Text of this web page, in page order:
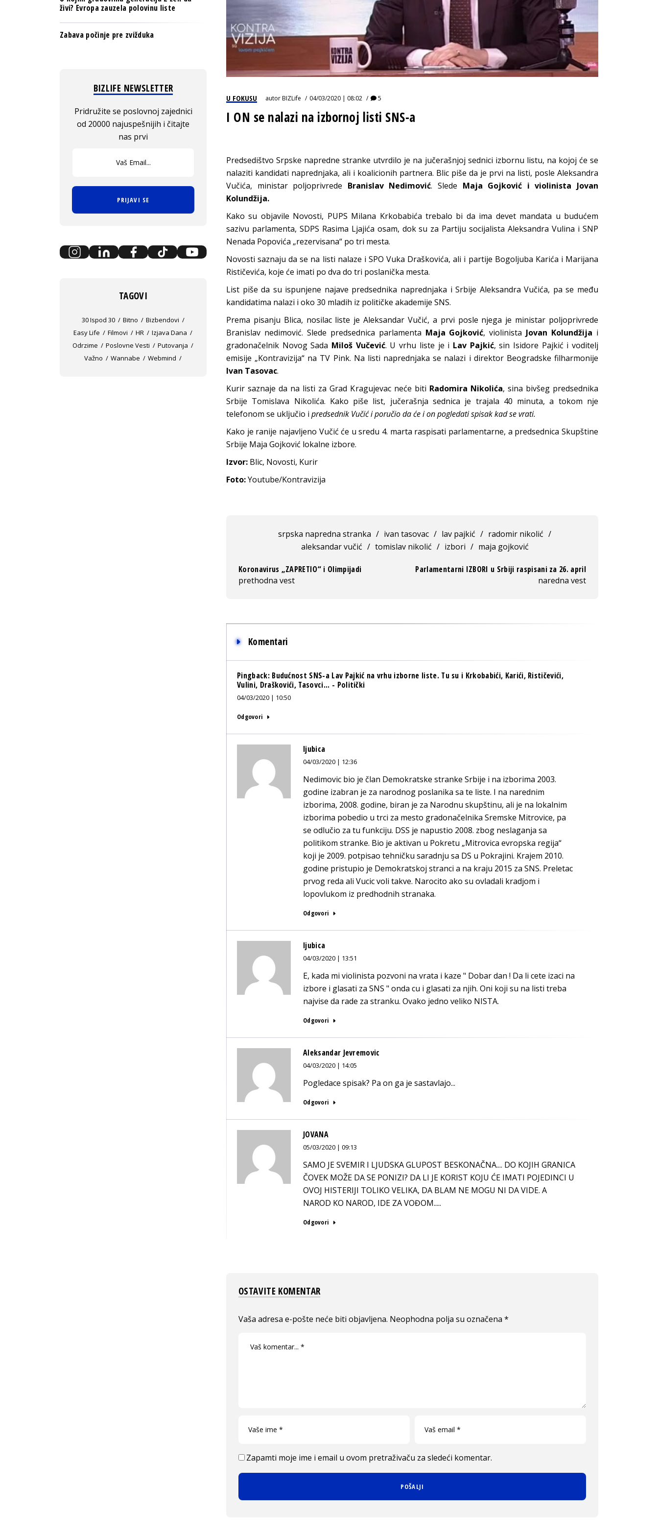
U FOKUSU autorBIZLife 04/03/2020 | 08:02 5
I ON se nalazi na izbornoj listi SNS-a
Predsedištvo Srpske napredne stranke utvrdilo je na jučerašnjoj sednici izbornu listu, na kojoj će se
nalaziti kandidati naprednjaka, ali i koalicionih partnera. Blic piše da je prvi na listi, posle Aleksandra
Vučića, ministar poljoprivrede Branislav Nedimović. Slede Maja Gojković i violinista Jovan
Kolundžija.
Kako su objavile Novosti, PUPS Milana Krkobabića trebalo bi da ima devet mandata u budućem
sazivu parlamenta, SDPS Rasima Ljajića osam, dok su za Partiju socijalista Aleksandra Vulina i SNP
Nenada Popovića „rezervisana“ po tri mesta.
Novosti saznaju da se na listi nalaze i SPO Vuka Draškovića, ali i partije Bogoljuba Karića i Marijana
Rističevića, koje će imati po dva do tri poslanička mesta.
List piše da su ispunjene najave predsednika naprednjaka i Srbije Aleksandra Vučića, pa se među
kandidatima nalazi i oko 30 mladih iz političke akademije SNS.
Prema pisanju Blica, nosilac liste je Aleksandar Vučić, a prvi posle njega je ministar poljoprivrede
Branislav nedimović. Slede predsednica parlamenta Maja Gojković, violinista Jovan Kolundžija i
gradonačelnik Novog Sada Miloš Vučević. U vrhu liste je i Lav Pajkić, sin Isidore Pajkić i voditelj
emisije „Kontravizija“ na TV Pink. Na listi naprednjaka se nalazi i direktor Beogradske filharmonije
Ivan Tasovac.
Kurir saznaje da na listi za Grad Kragujevac neće biti Radomira Nikolića, sina bivšeg predsednika
Srbije Tomislava Nikolića. Kako piše list, jučerašnja sednica je trajala 40 minuta, a tokom nje
telefonom se uključio i predsednik Vučić i poručio da će i on pogledati spisak kad se vrati.
Kako je ranije najavljeno Vučić će u sredu 4. marta raspisati parlamentarne, a predsednica Skupštine
Srbije Maja Gojković lokalne izbore.
Izvor: Blic, Novosti, Kurir
Foto:Youtube/Kontravizija
srpska napredna stranka / ivan tasovac / lav pajkić / radomir nikolić /
aleksandar vučić / tomislav nikolić / izbori / maja gojković
Koronavirus „ZAPRETIO“ i Olimpijadi
prethodna vest
Parlamentarni IZBORI u Srbiji raspisani za 26. april
naredna vest
Komentari
Pingback: Budućnost SNS-a Lav Pajkić na vrhu izborne liste. Tu su i Krkobabići, Karići, Rističevići,
Vulini, Draškovići, Tasovci... - Politički
04/03/2020 | 10:50
Odgovori
ljubica
04/03/2020 | 12:36
Nedimovic bio je član Demokratske stranke Srbije i na izborima 2003.
gоdinе izаbrаn је zа nаrоdnоg pоslаnikа sa te liste. I na narednim
izborima, 2008. godine, biran je za Narodnu skupštinu, ali je na lokalnim
izborima pobedio u trci za mesto grаdоnаčеlnikа Sremske Mitrovice, pa
se odlučio za tu funkciju. DSS je napustio 2008. zbog neslaganja sa
politikom stranke. Bio je aktivan u Pokretu „Mitrovica evropska regija“
koji je 2009. potpisao tehničku saradnju sa DS u Pokrajini. Krajem 2010.
godine pristupio je Demokratskoj stranci a na kraju 2015 za SNS. Preletac
prvog reda ali Vucic voli takve. Narocito ako su ovladali kradjom i
lopovlukom iz predhodnih stranaka.
Odgovori
ljubica
04/03/2020 | 13:51
E, kada mi violinista pozvoni na vrata i kaze " Dobar dan ! Da li cete izaci na
izbore i glasati za SNS " onda cu i glasati za njih. Oni koji su na listi treba
najvise da rade za stranku. Ovako jedno veliko NISTA.
Odgovori
Aleksandar Jevremovic
04/03/2020 | 14:05
Pogledace spisak? Pa on ga je sastavlajo...
Odgovori
JOVANA
05/03/2020 | 09:13
SAMO JE SVEMIR I LJUDSKA GLUPOST BESKONAČNA.... DO KOJIH GRANICA
ČOVEK MOŽE DA SE PONIZI? DA LI JE KORIST KOJU ĆE IMATI POJEDINCI U
OVOJ HISTERIJI TOLIKO VELIKA, DA BLAM NE MOGU NI DA VIDE. A
NAROD KO NAROD, IDE ZA VOĐOM.....
Odgovori
OSTAVITE KOMENTAR
Vaša adresa e-pošte neće biti objavljena. Neophodna polja su označena *
Zapamti moje ime i email u ovom pretraživaču za sledeći komentar.
živi? Evropa zauzela polovinu liste
Zabava počinje pre zvižduka
BIZLIFE NEWSLETTER
Pridružite se poslovnoj zajednici
od 20000 najuspešnijih i čitajte
nas prvi
PRIJAVI SE
TAGOVI
30 Ispod 30 Bitno
Bizbendovi
Easy Life
Filmovi HR
Izjava Dana
Odrzime
Poslovne Vesti
Putovanja
Važno
Wannabe Webmind